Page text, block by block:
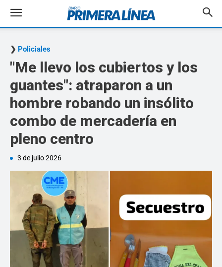
Policiales
"Me llevo los cubiertos y los
guantes": atraparon a un
hombre robando un insólito
combo de mercadería en
pleno centro
3 de julio 2026